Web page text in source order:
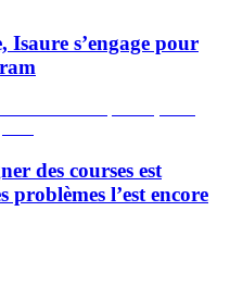
s’engage pour
des courses est
l’est encore